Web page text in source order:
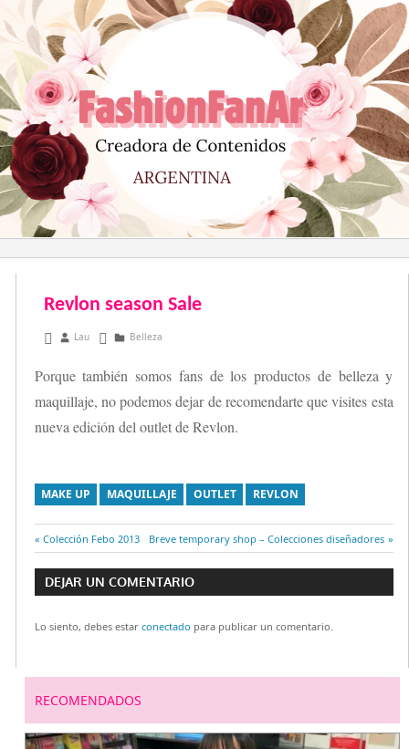
al
contenido
Revlon season Sale
diciembre 5, 2012
Lau Belleza
Porque también somos fans de los productos de belleza y
maquillaje, no podemos dejar de recomendarte que visites esta
nueva edición del outlet de Revlon.
MAKE UP MAQUILLAJE OUTLET REVLON
Navegación
de
entradas
Entrada
anterior:
Colección Febo 2013
Entrada
siguiente:
Breve temporary shop – Colecciones diseñadores
DEJAR UN COMENTARIO
Lo siento, debes estar conectado para publicar un comentario.
RECOMENDADOS